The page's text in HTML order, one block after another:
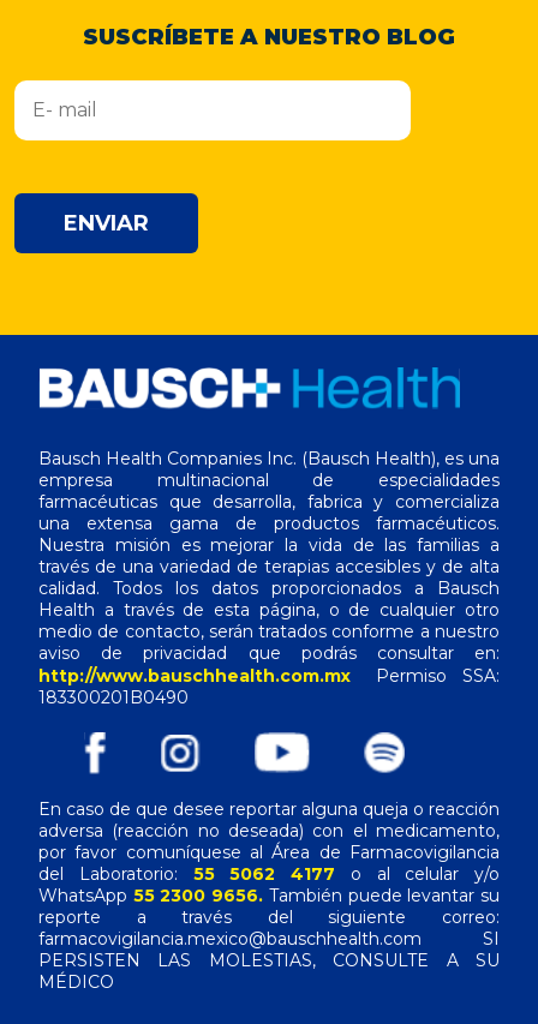
SUSCRÍBETE A NUESTRO BLOG
ENVIAR
Bausch Health Companies Inc. (Bausch Health), es una
empresa multinacional de especialidades
farmacéuticas que desarrolla, fabrica y comercializa
una extensa gama de productos farmacéuticos.
Nuestra misión es mejorar la vida de las familias a
través de una variedad de terapias accesibles y de alta
calidad. Todos los datos proporcionados a Bausch
Health a través de esta página, o de cualquier otro
medio de contacto, serán tratados conforme a nuestro
aviso de privacidad que podrás consultar en:
http://www.bauschhealth.com.mx
Permiso SSA:
183300201B0490
En caso de que desee reportar alguna queja o reacción
adversa (reacción no deseada) con el medicamento,
por favor comuníquese al Área de Farmacovigilancia
del Laboratorio: 55 5062 4177 o al celular y/o
WhatsApp 55 2300 9656. También puede levantar su
reporte a través del siguiente correo:
farmacovigilancia.mexico@bauschhealth.com SI
PERSISTEN LAS MOLESTIAS, CONSULTE A SU
MÉDICO